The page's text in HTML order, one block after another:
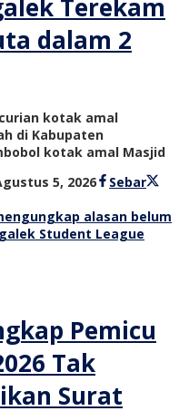
Terekam
dalam 2
kotak amal
di Kabupaten
kotak amal Masjid
5, 2026oleh
tv
Sebar
Pemicu
Tak
Surat